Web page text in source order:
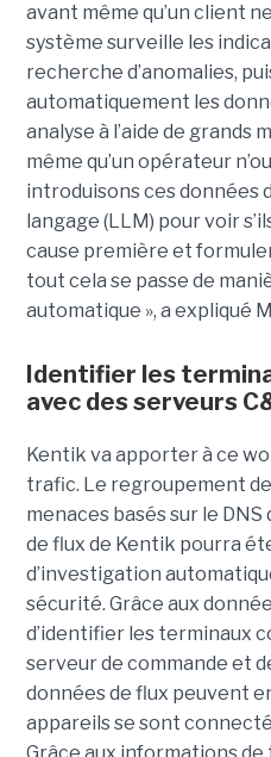
avant même qu’un client
système surveille les
recherche d’anomalies,
automatiquement les
analyse à l’aide de grands
même qu’un opérateur
introduisons ces données
langage (LLM) pour voir
cause première et
tout cela se passe de
automatique », a expliqué
Identifier les
avec des serveurs
Kentik va apporter à ce
trafic. Le regroupement
menaces basés sur le
de flux de Kentik pourra
d’investigation
sécurité. Grâce aux
d’identifier les terminaux
serveur de commande et
données de flux peuvent
appareils se sont